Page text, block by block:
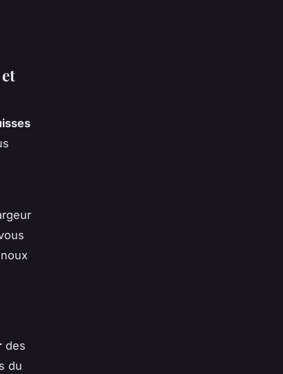
des
du